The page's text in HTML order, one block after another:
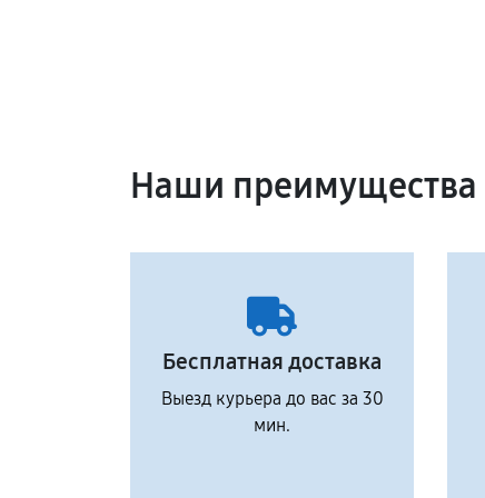
Наши преимущества
Бесплатная доставка
Выезд курьера до вас за 30
мин.